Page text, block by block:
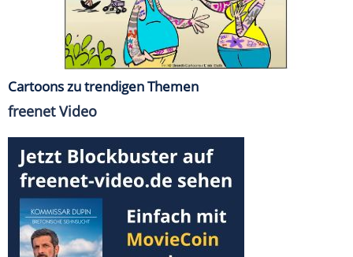
Cartoons zu trendigen Themen
freenet Video